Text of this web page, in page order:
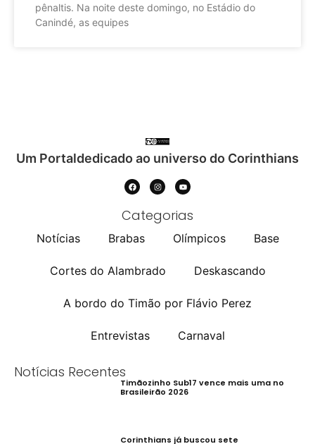
pênaltis. Na noite deste domingo, no Estádio do
Canindé, as equipes
Um Portaldedicado ao universo do Corinthians
Categorias
Notícias Brabas Olímpicos Base
Cortes do Alambrado Deskascando
A bordo do Timão por Flávio Perez
Entrevistas Carnaval
Notícias Recentes
Timãozinho Sub17 vence mais uma no
Brasileirão 2026
Corinthians já buscou sete